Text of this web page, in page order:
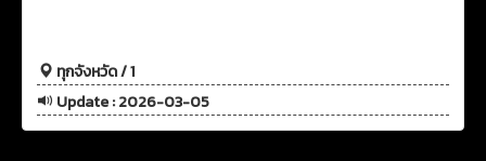
ทุกจังหวัด / 1
Update : 2026-03-05